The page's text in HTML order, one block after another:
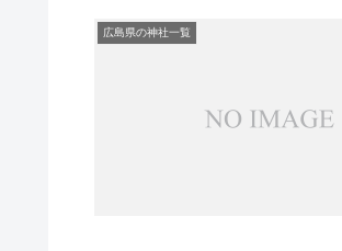
広島県の神社一覧